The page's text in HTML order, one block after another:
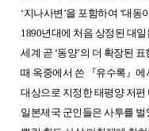
‘지나사변’을 포함하여 ‘대
1890년대에 처음 상정된 대
세계 곧 ‘동양’의 더 확장된
때 옥중에서 쓴
『유수록 』에
대상으로 지정한 태평양 저
일본제국 군인들은 사투를